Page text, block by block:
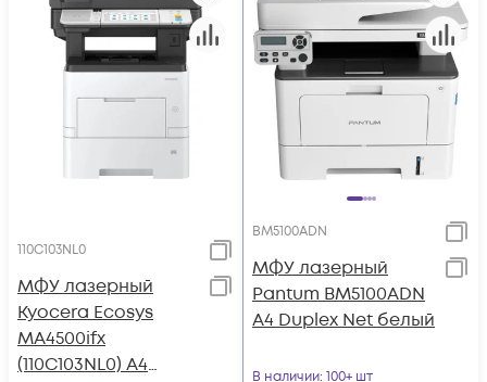
110C103NL0
МФУ лазерный
Kyocera Ecosys
MA4500ifx
(110C103NL0) A4
BM5100ADN
МФУ лазерный
Pantum BM5100ADN
A4 Duplex Net белый
В наличии: 100+ шт